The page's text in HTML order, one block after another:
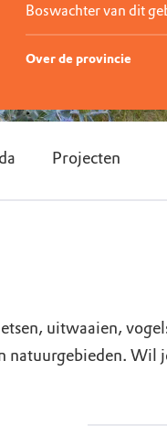
Boswachter van dit
Over de provincie
Projecten
uitwaaien,
natuurgebieden. Wil